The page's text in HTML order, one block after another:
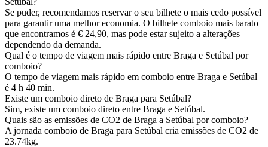
Se puder, recomendamos reservar o seu bilhete o mais cedo possível
para garantir uma melhor economia. O bilhete comboio mais barato
que encontramos é € 24,90, mas pode estar sujeito a alterações
dependendo da demanda.
Qual é o tempo de viagem mais rápido entre Braga e Setúbal por
comboio?
O tempo de viagem mais rápido em comboio entre Braga e Setúbal
é 4 h 40 min.
Existe um comboio direto de Braga para Setúbal?
Sim, existe um comboio direto entre Braga e Setúbal.
Quais são as emissões de CO2 de Braga a Setúbal por comboio?
A jornada comboio de Braga para Setúbal cria emissões de CO2 de
23.74kg.